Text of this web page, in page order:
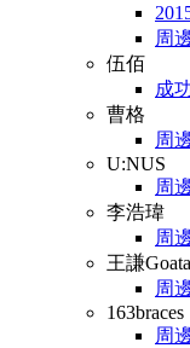
周
伍佰
成
曹格
周
U:NUS
周
李浩瑋
周
王謙
周
163braces
周